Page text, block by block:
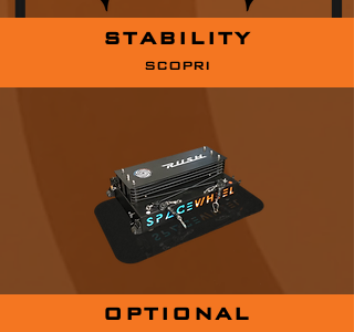
STABILITY
SCOPRI
OPTIONAL